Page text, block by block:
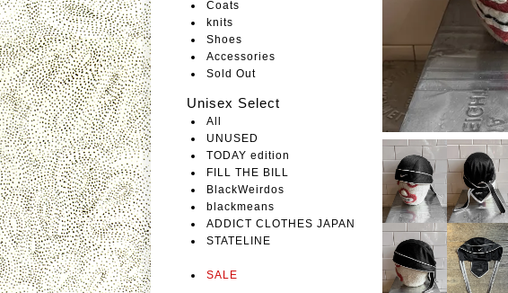
Coats
knits
Shoes
Accessories
Sold Out
Unisex Select
All
UNUSED
TODAY edition
FILL THE BILL
BlackWeirdos
blackmeans
ADDICT CLOTHES JAPAN
STATELINE
SALE